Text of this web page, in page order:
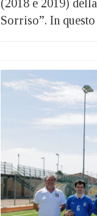
(2018 e 2019)
Sorriso”. In